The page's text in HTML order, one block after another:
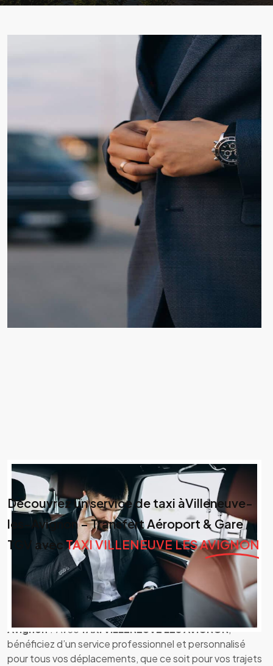
Découvrez un service de taxi àVilleneuve-
les-Avignon – Transfert Aéroport & Gare
TGV avec TAXI VILLENEUVE LES AVIGNON
TAXI VILLENEUVE LES AVIGNON – Votre taxi
fiable et confortable
Vous cherchez un taxi de confiance àVilleneuve-les-
Avignon? AvecTAXI VILLENEUVE LES AVIGNON,
bénéficiez d’un service professionnel et personnalisé
pour tous vos déplacements, que ce soit pour vos trajets